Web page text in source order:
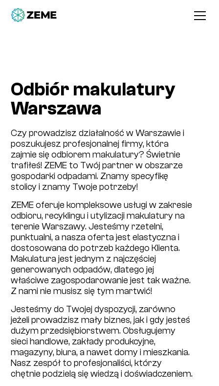
Odbiór makulatury
Warszawa
Czy prowadzisz działalność w Warszawie i
poszukujesz profesjonalnej firmy, która
zajmie się odbiorem makulatury? Świetnie
trafiłeś! ZEME to Twój partner w obszarze
gospodarki odpadami. Znamy specyfikę
stolicy i znamy Twoje potrzeby!
ZEME oferuje kompleksowe usługi w zakresie
odbioru, recyklingu i utylizacji makulatury na
terenie Warszawy. Jesteśmy rzetelni,
punktualni, a nasza oferta jest elastyczna i
dostosowana do potrzeb każdego Klienta.
Makulatura jest jednym z najczęściej
generowanych odpadów, dlatego jej
właściwe zagospodarowanie jest tak ważne.
Z nami nie musisz się tym martwić!
Jesteśmy do Twojej dyspozycji, zarówno
jeżeli prowadzisz mały biznes, jak i gdy jesteś
dużym przedsiębiorstwem. Obsługujemy
sieci handlowe, zakłady produkcyjne,
magazyny, biura, a nawet domy i mieszkania.
Nasz zespół to profesjonaliści, którzy
chętnie podzielą się wiedzą i doświadczeniem.